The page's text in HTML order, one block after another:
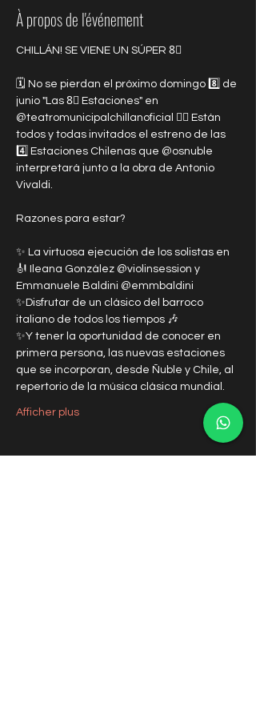
À propos de l'événement
CHILLÁN! SE VIENE UN SÚPER 8⃣
🗓️ No se pierdan el próximo domingo 8️⃣ de
junio "Las 8⃣ Estaciones" en
@teatromunicipalchillanoficial 👈🏼 Están
todos y todas invitados el estreno de las
4️⃣ Estaciones Chilenas que @osnuble
interpretará junto a la obra de Antonio
Vivaldi.
Razones para estar?
✨ La virtuosa ejecución de los solistas en
🎻 Ileana González @violinsession y
Emmanuele Baldini @emmbaldini
✨Disfrutar de un clásico del barroco
italiano de todos los tiempos 🎶
✨Y tener la oportunidad de conocer en
primera persona, las nuevas estaciones
que se incorporan, desde Ñuble y Chile, al
repertorio de la música clásica mundial.
Afficher plus